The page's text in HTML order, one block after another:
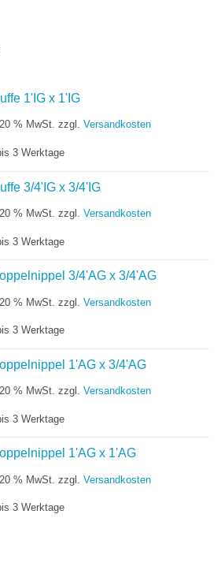
1'IG x 1'IG
% MwSt. zzgl. Versandkosten
3 Werktage
3/4'IG x 3/4'IG
% MwSt. zzgl. Versandkosten
3 Werktage
3/4'AG x 3/4'AG
% MwSt. zzgl. Versandkosten
3 Werktage
1'AG x 3/4'AG
% MwSt. zzgl. Versandkosten
3 Werktage
1'AG x 1'AG
% MwSt. zzgl. Versandkosten
3 Werktage